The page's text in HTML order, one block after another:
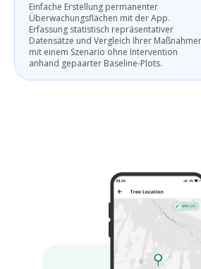
Einfache Erstellung permanenter
Überwachungsflächen mit der App.
Erfassung statistisch repräsentativer
Datensätze und Vergleich Ihrer
mit einem Szenario ohne Intervention
anhand gepaarter Baseline-Plots.